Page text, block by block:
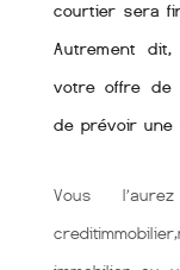
courtier sera
Autrement
votre offre de
de prévoir une
Vous